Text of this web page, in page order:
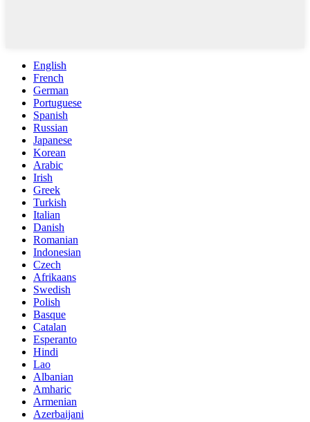
English
French
German
Portuguese
Spanish
Russian
Japanese
Korean
Arabic
Irish
Greek
Turkish
Italian
Danish
Romanian
Indonesian
Czech
Afrikaans
Swedish
Polish
Basque
Catalan
Esperanto
Hindi
Lao
Albanian
Amharic
Armenian
Azerbaijani